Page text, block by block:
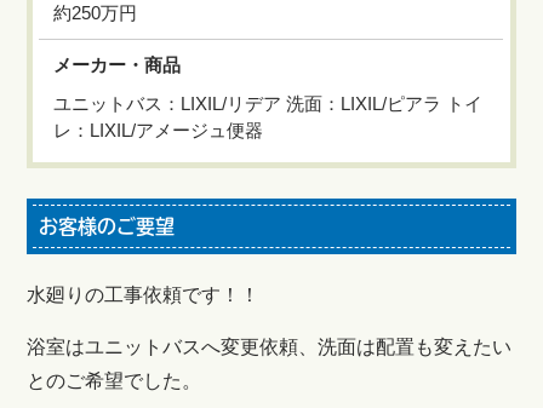
約250万円
メーカー・商品
ユニットバス：LIXIL/リデア 洗面：LIXIL/ピアラ トイ
レ：LIXIL/アメージュ便器
お客様のご要望
水廻りの工事依頼です！！
浴室はユニットバスへ変更依頼、洗面は配置も変えたい
とのご希望でした。